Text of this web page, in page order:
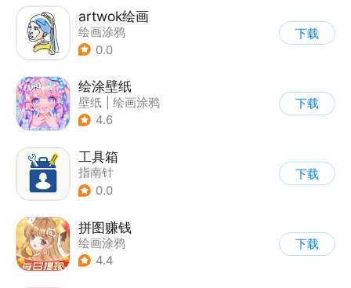
artwok绘画
绘画涂鸦
0.0
下载
绘涂壁纸
壁纸
绘画涂鸦
4.6
下载
工具箱
指南针
0.0
下载
拼图赚钱
绘画涂鸦
4.4
下载